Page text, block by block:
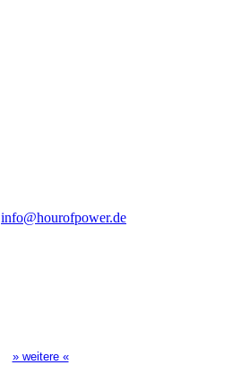
info@hourofpower.de
» weitere «